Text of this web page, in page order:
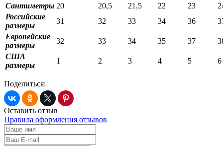
Сантиметры 20 20,5 21,5 22 23
Российские
размеры
31 32 33 34 36
Европейские
размеры
32 33 34 35 37
США
размеры
1 2 3 4 5 6
Поделиться:
Оставить отзыв
Правила оформления отзывов